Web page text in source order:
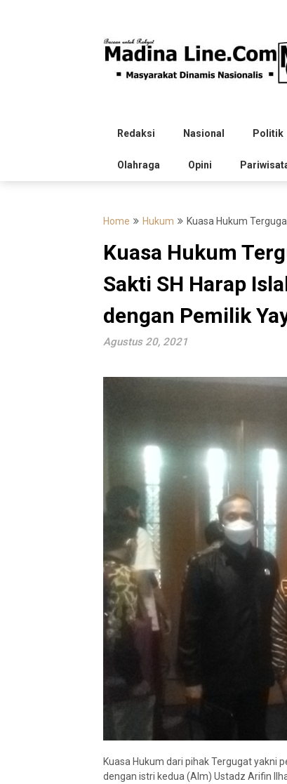
Redaksi Nasional Politik
Olahraga Opini
Home Hukum Kuasa Hukum
Kuasa Hukum
Sakti SH Harap
dengan Pemilik
Agustus 20, 2021
Kuasa Hukum dari pihak Tergugat yakni
dengan istri kedua (Alm) Ustadz Arifin